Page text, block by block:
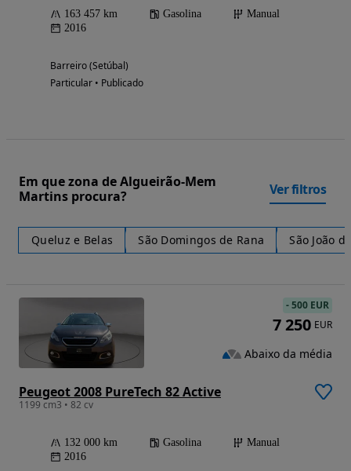
163 457 km Gasolina
Manual
2016
Barreiro (Setúbal)
Particular • Publicado
Em que zona de Algueirão-Mem
Martins procura?
Ver filtros
Queluz e Belas São Domingos de Rana São João
Peugeot 2008 PureTech 82 Active
1199 cm3 • 82 cv
132 000 km Gasolina
Manual
2016
-500 EUR
7 250 EUR
Abaixo da média